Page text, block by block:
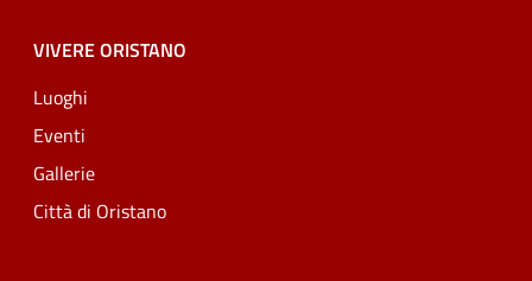
VIVERE ORISTANO
Luoghi
Eventi
Gallerie
Città di Oristano